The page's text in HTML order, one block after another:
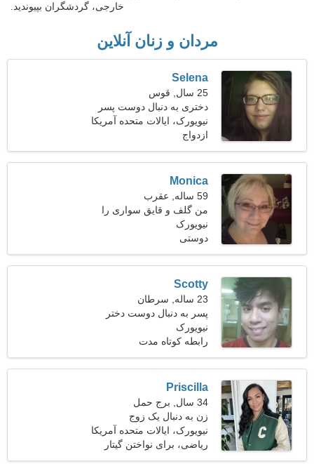
خارجی، گردشگران بپیوندید.
مردان و زنان آنلاین
Selena
25 سال, قوس
دختری به دنبال دوست پسر
31-32
نیویورک، ایالات متحده آمریکا
ازدواج
Monica
59 ساله, عقرب
من گلف و قایق سواری را
ترجیح می دهم
نیویورک
دوستی
Scotty
23 ساله, سرطان
پسر به دنبال دوست دختر
است 21-31
نیویورک
رابطه کوتاه مدت
Priscilla
34 سال, برج حمل
زن به دنبال یک زوج
نیویورک، ایالات متحده آمریکا
ریاضی، برای نواختن گیتار